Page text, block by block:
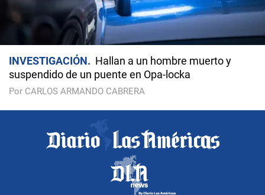
INVESTIGACIÓN
Hallan a un hombre muerto y
suspendido de un puente en Opa-locka
Por CARLOS ARMANDO CABRERA